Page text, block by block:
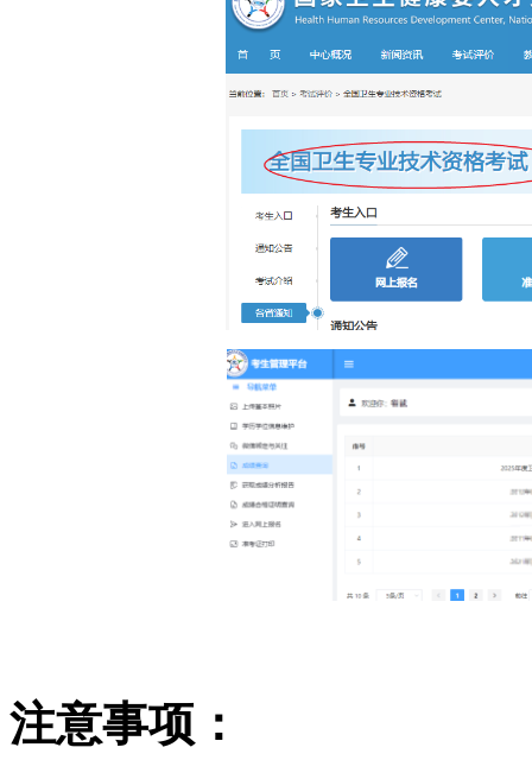
注意事项：